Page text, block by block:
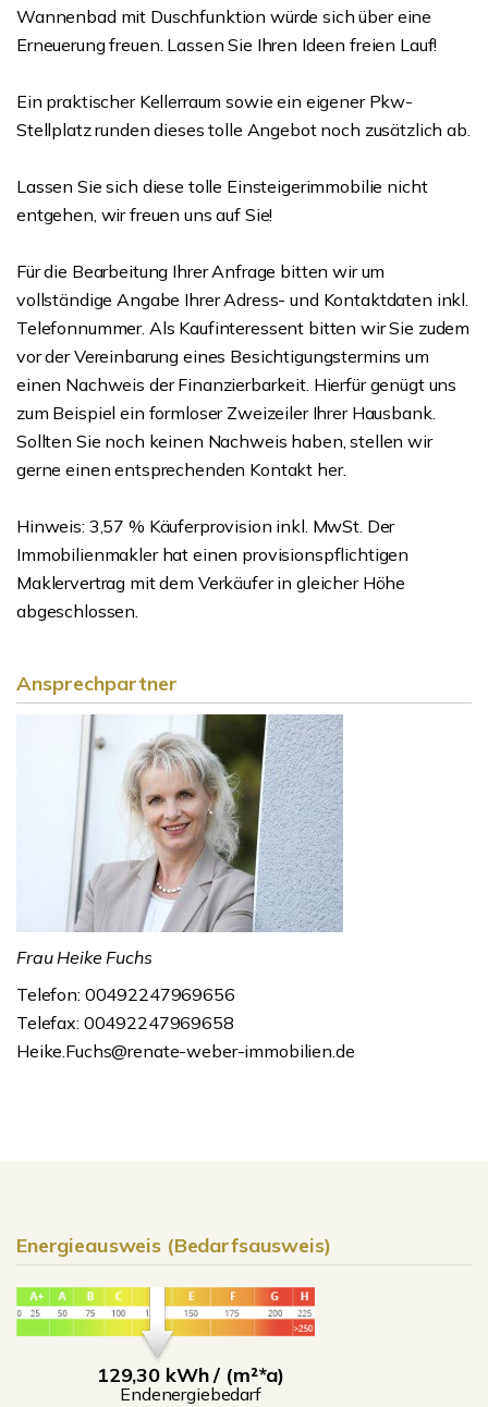
Wannenbad mit Duschfunktion würde sich über eine
Erneuerung freuen. Lassen Sie Ihren Ideen freien Lauf!
Ein praktischer Kellerraum sowie ein eigener Pkw-
Stellplatz runden dieses tolle Angebot noch zusätzlich ab.
Lassen Sie sich diese tolle Einsteigerimmobilie nicht
entgehen, wir freuen uns auf Sie!
Für die Bearbeitung Ihrer Anfrage bitten wir um
vollständige Angabe Ihrer Adress- und Kontaktdaten inkl.
Telefonnummer. Als Kaufinteressent bitten wir Sie zudem
vor der Vereinbarung eines Besichtigungstermins um
einen Nachweis der Finanzierbarkeit. Hierfür genügt uns
zum Beispiel ein formloser Zweizeiler Ihrer Hausbank.
Sollten Sie noch keinen Nachweis haben, stellen wir
gerne einen entsprechenden Kontakt her.
Hinweis: 3,57 % Käuferprovision inkl. MwSt. Der
Immobilienmakler hat einen provisionspflichtigen
Maklervertrag mit dem Verkäufer in gleicher Höhe
abgeschlossen.
Ansprechpartner
Frau Heike Fuchs
Telefon: 00492247969656
Telefax: 00492247969658
Heike.Fuchs@renate-weber-immobilien.de
Energieausweis (Bedarfsausweis)
129,30 kWh / (m²*a)
Endenergiebedarf